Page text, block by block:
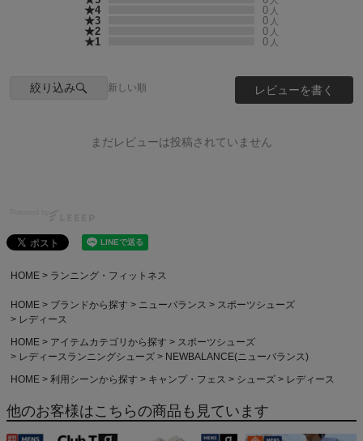
★4 0 人
★3 0 人
★2 0 人
★1 0 人
絞り込み 新しい順 レビューを書く
まだレビューは投稿されていません
HOME ランニング・フィットネス
HOME ブランドから探す ニューバランス
スポーツシューズ
レディース
HOME
アイテムカテゴリから探す
スポーツシューズ
レディースランニングシューズ
NEWBALANCE(ニューバランス)
HOME
利用シーンから探す キャンプ・フェス シューズ レディース
他のお客様はこちらの商品も見ています